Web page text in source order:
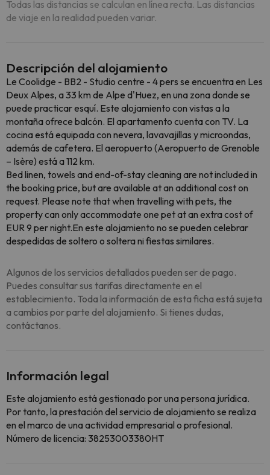
Todas las distancias se calculan en línea recta. Las distancias
de viaje en la realidad pueden variar.
Descripción del alojamiento
Le Coolidge - BB2 - Studio centre - 4 pers se encuentra en Les
Deux Alpes, a 33 km de Alpe d'Huez, en una zona donde se
puede practicar esquí. Este alojamiento con vistas a la
montaña ofrece balcón. El apartamento cuenta con TV. La
cocina está equipada con nevera, lavavajillas y microondas,
además de cafetera. El aeropuerto (Aeropuerto de Grenoble
– Isère) está a 112 km.
Bed linen, towels and end-of-stay cleaning are not included in
the booking price, but are available at an additional cost on
request. Please note that when travelling with pets, the
property can only accommodate one pet at an extra cost of
EUR 9 per night.En este alojamiento no se pueden celebrar
despedidas de soltero o soltera ni fiestas similares.
Algunos de los servicios detallados pueden ser de pago.
Puedes consultar sus tarifas directamente en el
establecimiento. Toda la información de esta ficha está sujeta
a cambios por parte del alojamiento. Si tienes dudas,
contáctanos.
Información legal
Este alojamiento está gestionado por una persona jurídica.
Por tanto, la prestación del servicio de alojamiento se realiza
en el marco de una actividad empresarial o profesional.
Número de licencia: 38253003380HT